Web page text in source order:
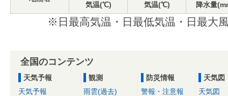
気温(℃) 気温(℃) 降水量
※日最高気温・日最低気温・日最大
全国のコンテンツ
天気予報
天気予報
観測
雨雲(過去)
防災情報
警報・注意報
天気図
天気図